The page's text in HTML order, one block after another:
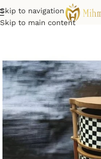
Skip to navigation
Skip to main content